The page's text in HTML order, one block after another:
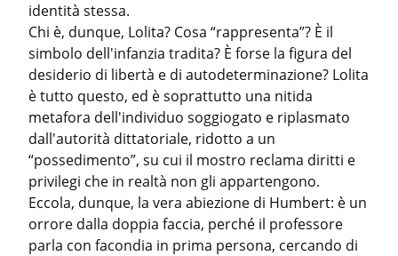
identità stessa.
Chi è, dunque, Lolita? Cosa “rappresenta”? È il
simbolo dell'infanzia tradita? È forse la figura del
desiderio di libertà e di autodeterminazione? Lolita
è tutto questo, ed è soprattutto una nitida
metafora dell'individuo soggiogato e riplasmato
dall'autorità dittatoriale, ridotto a un
“possedimento”, su cui il mostro reclama diritti e
privilegi che in realtà non gli appartengono.
Eccola, dunque, la vera abiezione di Humbert: è un
orrore dalla doppia faccia, perché il professore
parla con facondia in prima persona, cercando di